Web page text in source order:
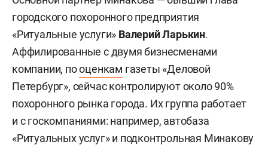
городского похоронного предприятия
«Ритуальные услуги» Валерий Ларькин.
Аффилированные с двумя бизнесменами
компании, пооценкам газеты «Деловой
Петербург», сейчас контролируют около 90%
похоронного рынка города. Их группа работает
и с госкомпаниями: например, автобаза
«Ритуальных услуг» и подконтрольная Минакову